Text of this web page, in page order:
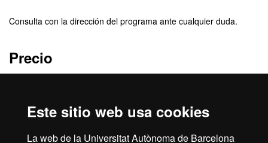
Este sitio web usa cookies
La web de la Universitat Autònoma de Barcelona
Consulta con la dirección del programa ante cualquier duda.
Precio
Créditos
10 ECTS